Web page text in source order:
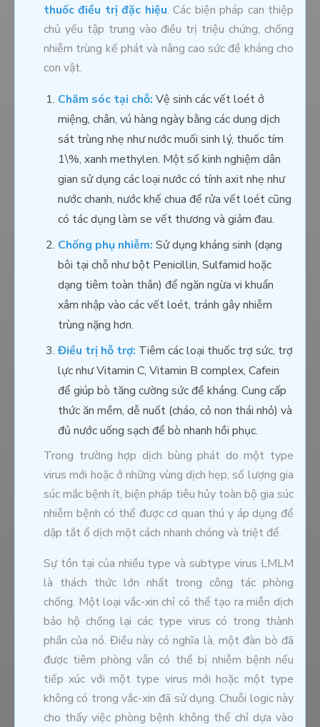
thuốc điều trị đặc hiệu. Các biện pháp can thiệp
chủ yếu tập trung vào điều trị triệu chứng, chống
nhiễm trùng kế phát và nâng cao sức đề kháng cho
con vật.
Chăm sóc tại chỗ: Vệ sinh các vết loét ở
miệng, chân, vú hàng ngày bằng các dung dịch
sát trùng nhẹ như nước muối sinh lý, thuốc tím
1\%, xanh methylen. Một số kinh nghiệm dân
gian sử dụng các loại nước có tính axit nhẹ như
nước chanh, nước khế chua để rửa vết loét cũng
có tác dụng làm se vết thương và giảm đau.
Chống phụ nhiễm: Sử dụng kháng sinh (dạng
bôi tại chỗ như bột Penicillin, Sulfamid hoặc
dạng tiêm toàn thân) để ngăn ngừa vi khuẩn
xâm nhập vào các vết loét, tránh gây nhiễm
trùng nặng hơn.
Điều trị hỗ trợ: Tiêm các loại thuốc trợ sức, trợ
lực như Vitamin C, Vitamin B complex, Cafein
để giúp bò tăng cường sức đề kháng. Cung cấp
thức ăn mềm, dễ nuốt (cháo, cỏ non thái nhỏ) và
đủ nước uống sạch để bò nhanh hồi phục.
Trong trường hợp dịch bùng phát do một type
virus mới hoặc ở những vùng dịch hẹp, số lượng gia
súc mắc bệnh ít, biện pháp tiêu hủy toàn bộ gia súc
nhiễm bệnh có thể được cơ quan thú y áp dụng để
dập tắt ổ dịch một cách nhanh chóng và triệt để.
Sự tồn tại của nhiều type và subtype virus LMLM
là thách thức lớn nhất trong công tác phòng
chống. Một loại vắc-xin chỉ có thể tạo ra miễn dịch
bảo hộ chống lại các type virus có trong thành
phần của nó. Điều này có nghĩa là, một đàn bò đã
được tiêm phòng vẫn có thể bị nhiễm bệnh nếu
tiếp xúc với một type virus mới hoặc một type
không có trong vắc-xin đã sử dụng. Chuỗi logic này
cho thấy việc phòng bệnh không thể chỉ dựa vào